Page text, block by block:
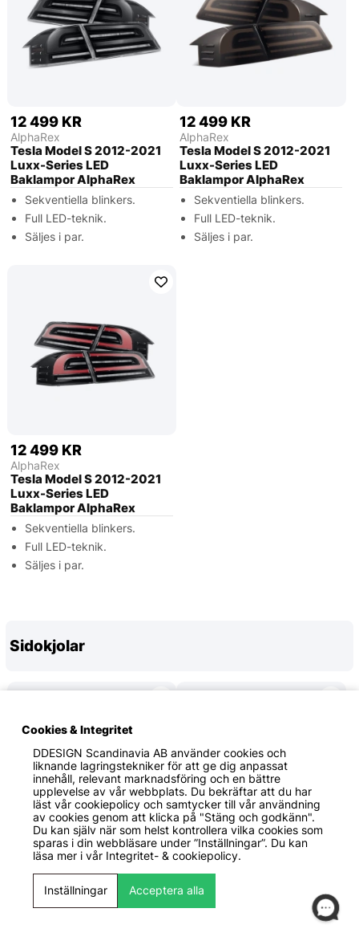
12 499 KR
AlphaRex
Tesla Model S 2012-2021
Luxx-Series LED
Baklampor AlphaRex
Sekventiella blinkers.
Full LED-teknik.
Säljes i par.
12 499 KR
AlphaRex
Tesla Model S 2012-2021
Luxx-Series LED
Baklampor AlphaRex
Sekventiella blinkers.
Full LED-teknik.
Säljes i par.
12 499 KR
AlphaRex
Tesla Model S 2012-2021
Luxx-Series LED
Baklampor AlphaRex
Sekventiella blinkers.
Full LED-teknik.
Säljes i par.
Sidokjolar
2699 KR
Tesla Model 3 2017+
Sidoextensions V.1 Maxton
2699 KR
Tesla Model 3 2017+
Sidoextensions V.2
Cookies & Integritet
DDESIGN Scandinavia ABanvänder cookies och
liknande lagringstekniker för att ge dig anpassat
innehåll, relevant marknadsföring och en bättre
upplevelse av vår webbplats. Du bekräftar att du har
läst vår cookiepolicy och samtycker till vår användning
av cookies genom att klicka på "Stäng och godkänn".
Du kan själv när som helst kontrollera vilka cookies som
sparas i din webbläsare under ”Inställningar”. Du kan
läsa mer i vår Integritet- & cookiepolicy.
Inställningar Acceptera alla